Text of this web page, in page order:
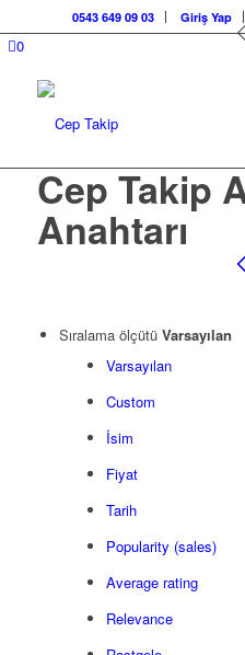
0543 649 09 03 Giriş Yap
0
Cep Takip
Anahtarı
Sıralama ölçütü Varsayılan
Varsayılan
Custom
İsim
Fiyat
Tarih
Popularity (sales)
Average rating
Relevance